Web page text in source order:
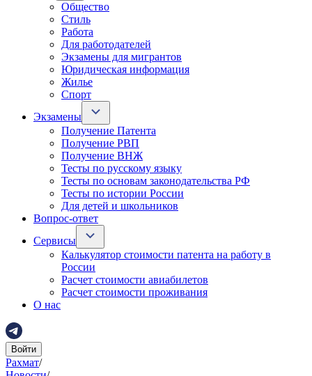
Общество
Стиль
Работа
Для работодателей
Экзамены для мигрантов
Юридическая информация
Жилье
Спорт
Экзамены
Получение Патента
Получение РВП
Получение ВНЖ
Тесты по русскому языку
Тесты по основам законодательства РФ
Тесты по истории России
Для детей и школьников
Вопрос-ответ
Сервисы
Калькулятор стоимости патента на работу в
России
Расчет стоимости авиабилетов
Расчет стоимости проживания
О нас
Войти
Рахмат/